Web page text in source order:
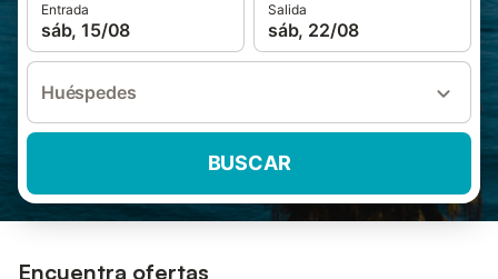
Entrada
sáb, 15/08
Salida
sáb, 22/08
Huéspedes
BUSCAR
Encuentra ofertas